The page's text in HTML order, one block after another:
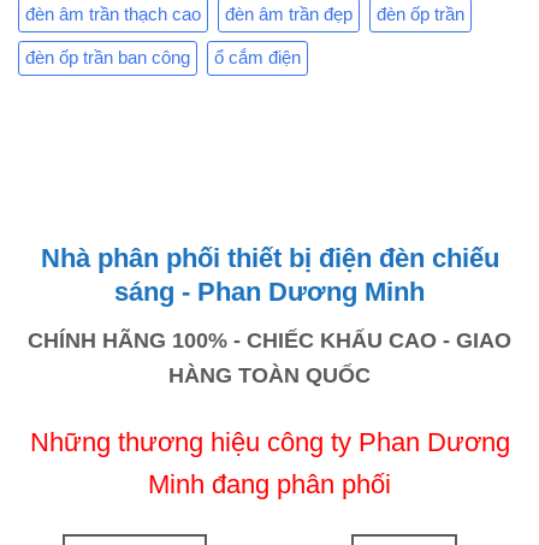
đèn âm trần thạch cao đèn âm trần đẹp đèn ốp trần
đèn ốp trần ban công ổ cắm điện
Nhà phân phối thiết bị điện đèn chiếu
sáng - Phan Dương Minh
CHÍNH HÃNG 100% - CHIẾC KHẤU CAO - GIAO
HÀNG TOÀN QUỐC
Những thương hiệu công ty Phan Dương
Minh đang phân phối